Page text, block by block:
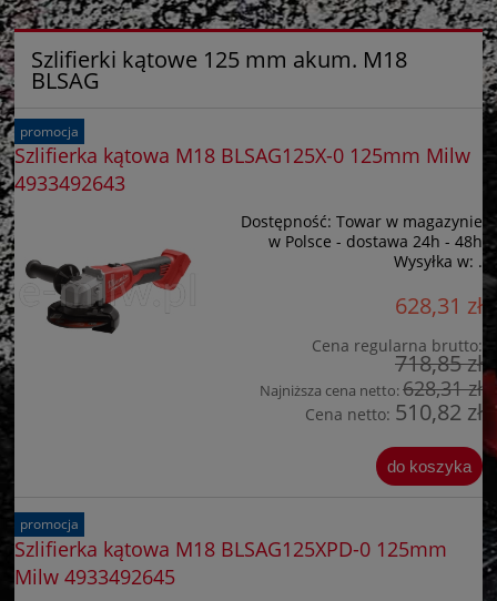
Szlifierki kątowe 125 mm akum. M18
BLSAG
Szlifierka kątowa M18 BLSAG125X-0 125mm Milw
4933492643
Dostępność: Towar w magazynie
w Polsce - dostawa 24h - 48h
Wysyłka w: .
628,31 zł
Cena regularna brutto:
718,85 zł
Najniższa cena netto:628,31 zł
Cena netto: 510,82 zł
do koszyka
promocja
Szlifierka kątowa M18 BLSAG125XPD-0 125mm
Milw 4933492645
promocja